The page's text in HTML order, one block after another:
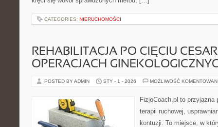
CATEGORIES: NIERUCHOMOŚCI
REHABILITACJA PO CIĘCIU
OPERACJACH
POSTED BY ADMIN STY - 1 - 2026 MOŻLIWOŚĆ
FizjoCoach.pl to przyjazna
terapii ruchowej,
kontuzji. To miejsce, w